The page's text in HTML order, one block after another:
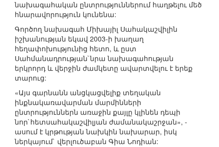
նախագահական ընտրություններում հաղթելու մեծ
հնարավորություն կունենա:
Գործող նախագահ Միխայիլ Սահակաշվիլին
իշխանության եկավ 2003-ի խաղաղ
հեղափոխությունից հետո, և ըստ
Սահմանադրության`նրա նախագահության
երկրորդ և վերջին ժամկետը ավարտվելու է երեք
տարուց:
«Այս գարնանն անցկացվելիք տեղական
ինքնակառավարման մարմինների
ընտրություններն առաջին քայլը կլինեն դեպի
նոր`հետսահակաշվիլյան ժամանակաշրջան», -
ասում է կրթության նախկին նախարար, իսկ
ներկայում` վերլուծաբան Գիա Նոդիան: